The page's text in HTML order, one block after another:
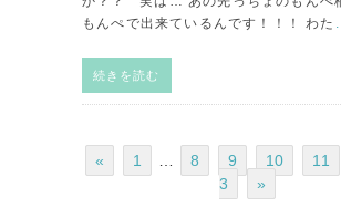
もんぺで出来ているんです！！！ わた
続きを読む
« 1 8 9 10 11
3
»